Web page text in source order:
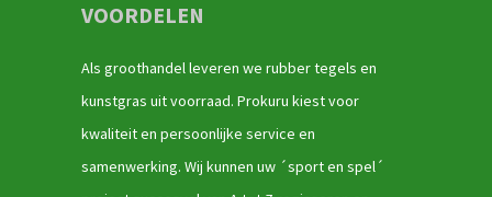
VOORDELEN
Als groothandel leveren we rubber tegels en
kunstgras uit voorraad. Prokuru kiest voor
kwaliteit en persoonlijke service en
samenwerking. Wij kunnen uw ´sport en spel´